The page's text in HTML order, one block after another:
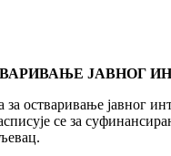
ЈАВНОГ
остваривање јавног
се за